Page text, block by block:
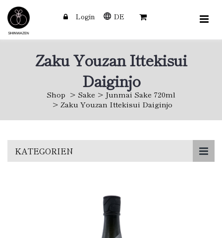
Login DE
Zaku Youzan Ittekisui
Daiginjo
Shop Sake
Junmai Sake 720ml
Zaku Youzan Ittekisui Daiginjo
KATEGORIEN